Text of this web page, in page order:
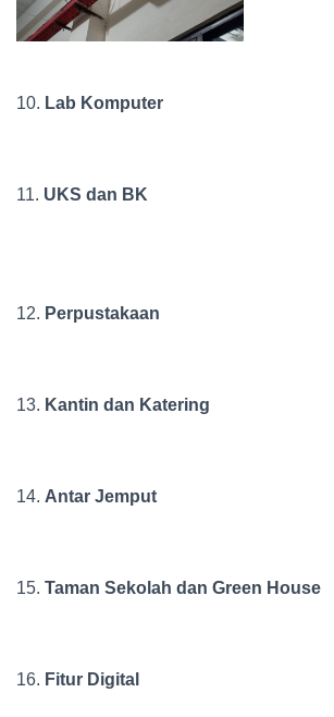
10. Lab Komputer
11. UKS dan BK
12. Perpustakaan
13. Kantin dan Katering
14. Antar Jemput
15. Taman Sekolah dan Green House
16. Fitur Digital